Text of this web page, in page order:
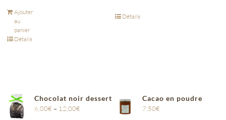
Ajouter
au
panier
Détails
Détails
Chocolat noir dessert
6,00€ – 12,00€
Cacao en poudre
7,50€